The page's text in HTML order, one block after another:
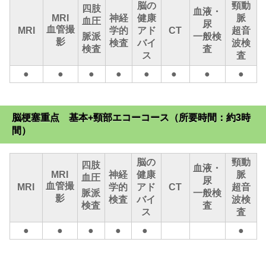
MRI
MRI
血管撮
影
四肢
血圧
脈派
検査
神経
学的
検査
脳の
健康
アド
バイ
ス
CT
血液・
尿
一般検
査
頸動
脈
超音
波検
査
●
● ● ● ● ● ● ●
脳梗塞重点 基本+頸部エコーコース（所要時間：約3時
間）
MRI
MRI
血管撮
影
四肢
血圧
脈派
検査
神経
学的
検査
脳の
健康
アド
バイ
ス
CT
血液・
尿
一般検
査
頸動
脈
超音
波検
査
●
● ● ● ● ●